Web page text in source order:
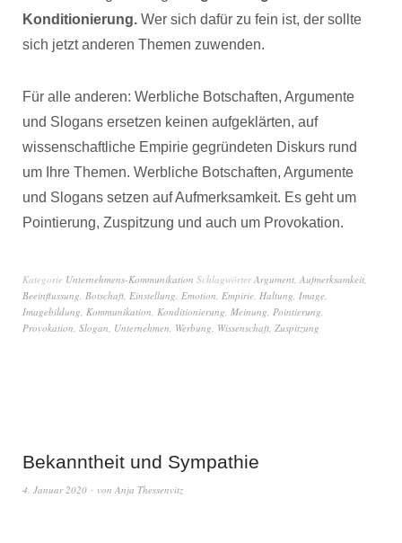
Konditionierung. Wer sich dafür zu fein ist, der sollte
sich jetzt anderen Themen zuwenden.
Für alle anderen: Werbliche Botschaften, Argumente
und Slogans ersetzen keinen aufgeklärten, auf
wissenschaftliche Empirie gegründeten Diskurs rund
um Ihre Themen. Werbliche Botschaften, Argumente
und Slogans setzen auf Aufmerksamkeit. Es geht um
Pointierung, Zuspitzung und auch um Provokation.
Kategorie Unternehmens-Kommunikation SchlagwörterArgument, Aufmerksamkeit,
Beeinflussung, Botschaft, Einstellung, Emotion, Empirie, Haltung, Image,
Imagebildung, Kommunikation, Konditionierung, Meinung, Pointierung,
Provokation, Slogan, Unternehmen, Werbung, Wissenschaft, Zuspitzung
Bekanntheit und Sympathie
4. Januar 2020 von Anja Thessenvitz